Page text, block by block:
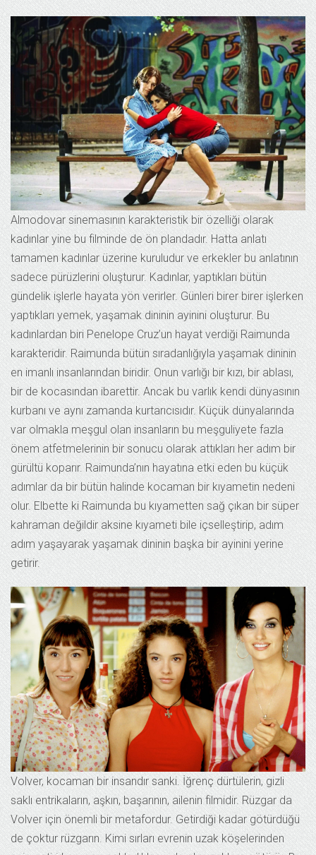
Almodovar sinemasının karakteristik bir özelliği olarak
kadınlar yine bu filminde de ön plandadır. Hatta anlatı
tamamen kadınlar üzerine kuruludur ve erkekler bu anlatının
sadece pürüzlerini oluşturur. Kadınlar, yaptıkları bütün
gündelik işlerle hayata yön verirler. Günleri birer birer işlerken
yaptıkları yemek, yaşamak dininin ayinini oluşturur. Bu
kadınlardan biri Penelope Cruz’un hayat verdiği Raimunda
karakteridir. Raimunda bütün sıradanlığıyla yaşamak dininin
en imanlı insanlarından biridir. Onun varlığı bir kızı, bir ablası,
bir de kocasından ibarettir. Ancak bu varlık kendi dünyasının
kurbanı ve aynı zamanda kurtarıcısıdır. Küçük dünyalarında
var olmakla meşgul olan insanların bu meşguliyete fazla
önem atfetmelerinin bir sonucu olarak attıkları her adım bir
gürültü koparır. Raimunda’nın hayatına etki eden bu küçük
adımlar da bir bütün halinde kocaman bir kıyametin nedeni
olur. Elbette ki Raimunda bu kıyametten sağ çıkan bir süper
kahraman değildir aksine kıyameti bile içselleştirip, adım
adım yaşayarak yaşamak dininin başka bir ayinini yerine
getirir.
Volver, kocaman bir insandır sanki. İğrenç dürtülerin, gizli
saklı entrikaların, aşkın, başarının, ailenin filmidir. Rüzgar da
Volver için önemli bir metafordur. Getirdiği kadar götürdüğü
de çoktur rüzgarın. Kimi sırları evrenin uzak köşelerinden